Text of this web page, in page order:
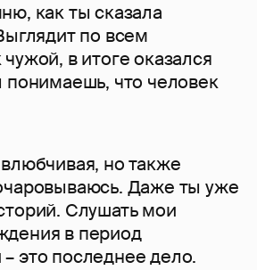
как ты сказала
по всем
в итоге оказался
понимаешь, что человек
но также
Даже ты уже
Слушать мои
в период
это последнее дело.